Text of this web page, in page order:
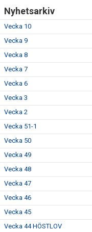
Nyhetsarkiv
Vecka 10
Vecka 9
Vecka 8
Vecka 7
Vecka 6
Vecka 3
Vecka 2
Vecka 51-1
Vecka 50
Vecka 49
Vecka 48
Vecka 47
Vecka 46
Vecka 45
Vecka 44 HÖSTLOV